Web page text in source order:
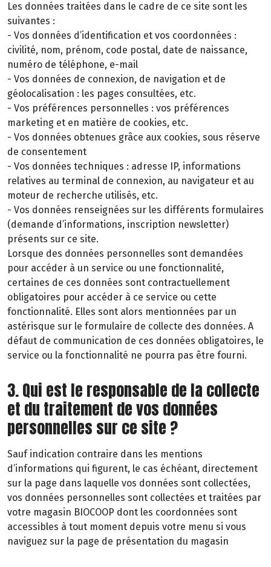
Les données traitées dans le cadre de ce site sont les
suivantes :
- Vos données d’identification et vos coordonnées :
civilité, nom, prénom, code postal, date de naissance,
numéro de téléphone, e-mail
- Vos données de connexion, de navigation et de
géolocalisation : les pages consultées, etc.
- Vos préférences personnelles : vos préférences
marketing et en matière de cookies, etc.
- Vos données obtenues grâce aux cookies, sous réserve
de consentement
- Vos données techniques : adresse IP, informations
relatives au terminal de connexion, au navigateur et au
moteur de recherche utilisés, etc.
- Vos données renseignées sur les différents formulaires
(demande d’informations, inscription newsletter)
présents sur ce site.
Lorsque des données personnelles sont demandées
pour accéder à un service ou une fonctionnalité,
certaines de ces données sont contractuellement
obligatoires pour accéder à ce service ou cette
fonctionnalité. Elles sont alors mentionnées par un
astérisque sur le formulaire de collecte des données. A
défaut de communication de ces données obligatoires, le
service ou la fonctionnalité ne pourra pas être fourni.
3. Qui est le responsable de la collecte
et du traitement de vos données
personnelles sur ce site ?
Sauf indication contraire dans les mentions
d’informations qui figurent, le cas échéant, directement
sur la page dans laquelle vos données sont collectées,
vos données personnelles sont collectées et traitées par
votre magasin BIOCOOP dont les coordonnées sont
accessibles à tout moment depuis votre menu si vous
naviguez sur la page de présentation du magasin